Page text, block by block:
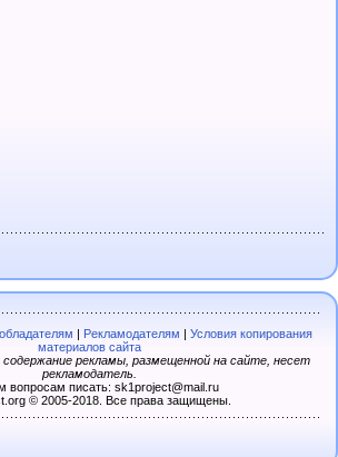
Рекламодателям
Условия копирования
материалов сайта
рекламы, размещенной на сайте, несет
рекламодатель.
вопросам писать: sk1project@mail.ru
© 2005-2018. Все права защищены.